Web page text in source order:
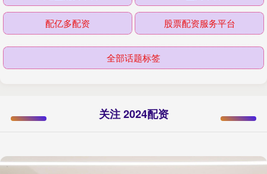
配亿多配资 股票配资服务平台
全部话题标签
关注 2024配资